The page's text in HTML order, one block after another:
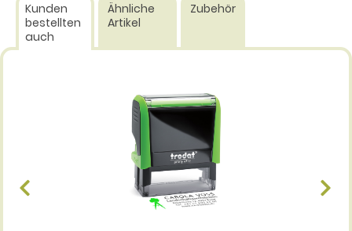
Kunden
bestellten
auch
Ähnliche
Artikel
Zubehör